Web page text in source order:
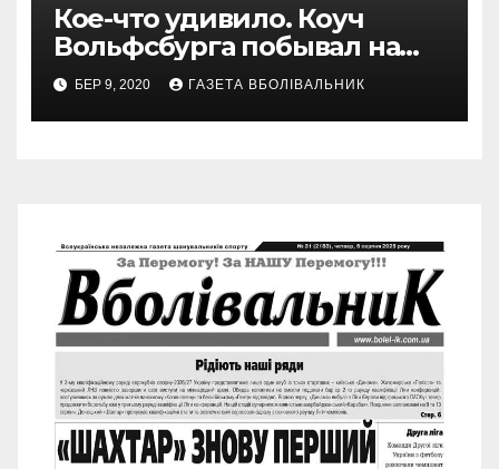
Кое-что удивило. Коуч
Вольфсбурга побывал на
матче Шахтера с Колосом
БЕР 9, 2020 ГАЗЕТА ВБОЛІВАЛЬНИК